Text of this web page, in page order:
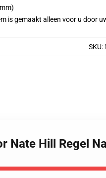
is gemaakt alleen voor u door
SKU:
Nate Hill Regel